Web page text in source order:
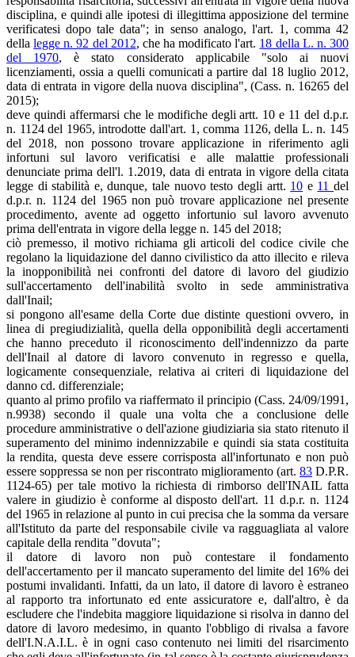
disciplina, e quindi alle ipotesi di illegittima apposizione del termine
verificatesi dopo tale data"; in senso analogo, l'art. 1, comma 42
dellalegge n. 92 del 2012, che ha modificato l'art. 18 della L. n. 300
del 1970, è stato considerato applicabile "solo ai nuovi
licenziamenti, ossia a quelli comunicati a partire dal 18 luglio 2012,
data di entrata in vigore della nuova disciplina", (Cass. n. 16265 del
2015);
deve quindi affermarsi che le modifiche degli artt. 10 e 11 del d.p.r.
n. 1124 del 1965, introdotte dall'art. 1, comma 1126, della L. n. 145
del 2018, non possono trovare applicazione in riferimento agli
infortuni sul lavoro verificatisi e alle malattie professionali
denunciate prima dell'l. 1.2019, data di entrata in vigore della citata
legge di stabilità e, dunque, tale nuovo testo degli artt. 10 e 11del
d.p.r. n. 1124 del 1965 non può trovare applicazione nel presente
procedimento, avente ad oggetto infortunio sul lavoro avvenuto
prima dell'entrata in vigore della legge n. 145 del 2018;
ciò premesso, il motivo richiama gli articoli del codice civile che
regolano la liquidazione del danno civilistico da atto illecito e rileva
la inopponibilità nei confronti del datore di lavoro del giudizio
sull'accertamento dell'inabilità svolto in sede amministrativa
dall'Inail;
si pongono all'esame della Corte due distinte questioni ovvero, in
linea di pregiudizialità, quella della opponibilità degli accertamenti
che hanno preceduto il riconoscimento dell'indennizzo da parte
dell'Inail al datore di lavoro convenuto in regresso e quella,
logicamente consequenziale, relativa ai criteri di liquidazione del
danno cd. differenziale;
quanto al primo profilo va riaffermato il principio (Cass. 24/09/1991,
n.9938) secondo il quale una volta che a conclusione delle
procedure amministrative o dell'azione giudiziaria sia stato ritenuto il
superamento del minimo indennizzabile e quindi sia stata costituita
la rendita, questa deve essere corrisposta all'infortunato e non può
essere soppressa se non per riscontrato miglioramento (art. 83 D.P.R.
1124-65) per tale motivo la richiesta di rimborso dell'INAIL fatta
valere in giudizio è conforme al disposto dell'art. 11 d.p.r. n. 1124
del 1965 in relazione al punto in cui precisa che la somma da versare
all'Istituto da parte del responsabile civile va ragguagliata al valore
capitale della rendita "dovuta";
il datore di lavoro non può contestare il fondamento
dell'accertamento per il mancato superamento del limite del 16% dei
postumi invalidanti. Infatti, da un lato, il datore di lavoro è estraneo
al rapporto tra infortunato ed ente assicuratore e, dall'altro, è da
escludere che l'indebita maggiore liquidazione si risolva in danno del
datore di lavoro medesimo, in quanto l'obbligo di rivalsa a favore
dell'I.N.A.I.L. è in ogni caso contenuto nei limiti del risarcimento